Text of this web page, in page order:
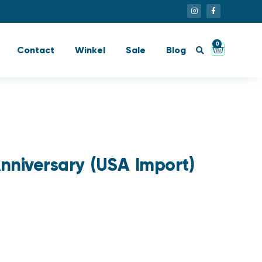
Contact Winkel Sale Blog
0
(USA Import)